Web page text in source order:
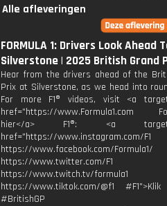
Alle afleveringen
FORMULA 1: Drivers Look Ahead
Silverstone | 2025 British Grand
Hear from the drivers ahead of the
Prix at Silverstone, as we head into
For more F1® videos, visit <a
href="https://www.Formula1.com
hier</a> F1®: <a
href="https://www.instagram.com/F1
https://www.facebook.com/Formula1/
https://www.twitter.com/F1
https://www.twitch.tv/formula1
https://www.tiktok.com/@f1
#BritishGP